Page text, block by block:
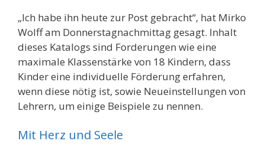
„Ich habe ihn heute zur Post gebracht“, hat Mirko
Wolff am Donnerstagnachmittag gesagt. Inhalt
dieses Katalogs sind Forderungen wie eine
maximale Klassenstärke von 18 Kindern, dass
Kinder eine individuelle Förderung erfahren,
wenn diese nötig ist, sowie Neueinstellungen von
Lehrern, um einige Beispiele zu nennen.
Mit Herz und Seele